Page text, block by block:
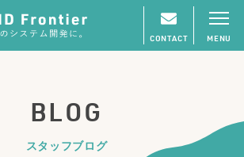
CONTACT MENU
BLOG
スタッフブログ